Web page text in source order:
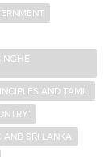
AND TAMIL
AND SRI LANKA